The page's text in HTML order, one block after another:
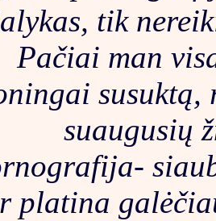
tik
Pačiai man
suaugusių
platina